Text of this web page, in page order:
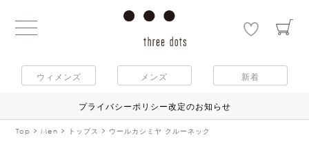
ウィメンズ メンズ 新着
プライバシーポリシー改定のお知らせ
Top Men トップス ウールカシミヤ クルーネック